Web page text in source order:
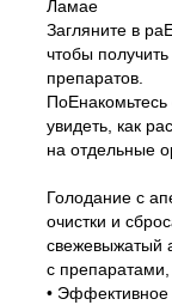
Ламае
Загляните в
чтобы
препаратов.
увидеть, как
на отдельные
Голодание с
очистки и
свежевыжатый
с
• Эффективное